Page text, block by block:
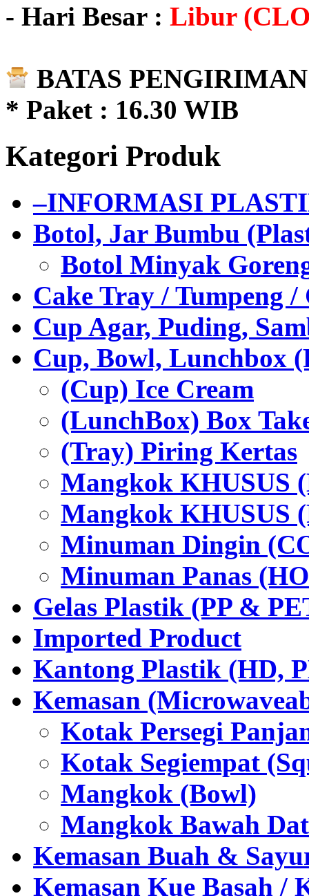
- Hari Besar : Libur
BATAS
* Paket : 16.30 WIB
Kategori Produk
–INFORMASI
Botol, Jar Bumbu
Botol Minyak
Cake Tray / Tumpeng /
Cup Agar, Puding,
Cup, Bowl, Lunchbox
(Cup) Ice Cream
(LunchBox) Box
(Tray) Piring Kertas
Mangkok KHUSUS
Mangkok KHUSUS
Minuman Dingin
Minuman Panas
Gelas Plastik (PP &
Imported Product
Kantong Plastik (HD,
Kemasan
Kotak Persegi
Kotak Segiempat
Mangkok (Bowl)
Mangkok Bawah
Kemasan Buah &
Kemasan Kue Basah /